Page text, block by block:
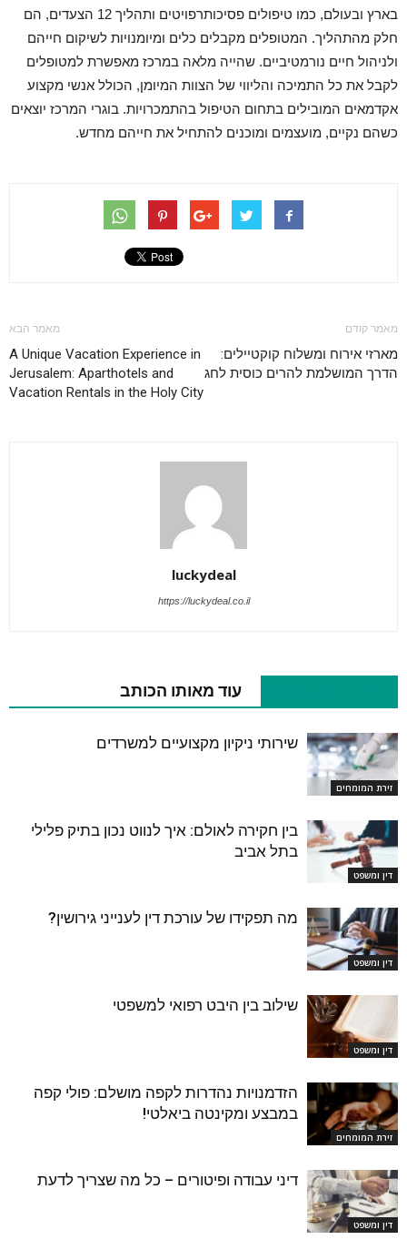
בארץ ובעולם, כמו טיפולים פסיכותרפויטים ותהליך 12 הצעדים, הם
חלק מהתהליך. המטופלים מקבלים כלים ומיומנויות לשיקום חייהם
ולניהול חיים נורמטיביים. שהייה מלאה במרכז מאפשרת למטופלים
לקבל את כל התמיכה והליווי של הצוות המיומן, הכולל אנשי מקצוע
אקדמאים המובילים בתחום הטיפול בהתמכרויות. בוגרי המרכז יוצאים
כשהם נקיים, מועצמים ומוכנים להתחיל את חייהם מחדש.
מאמר קודם
מארזי אירוח ומשלוח קוקטיילים:
הדרך המושלמת להרים כוסית לחג
מאמר הבא
A Unique Vacation Experience in
Jerusalem: Aparthotels and
Vacation Rentals in the Holy City
luckydeal
https://luckydeal.co.il
עוד מאותו הכותב
זירת המומחים
שירותי ניקיון מקצועיים למשרדים
דין ומשפט
בין חקירה לאולם: איך לנווט נכון בתיק פלילי
בתל אביב
דין ומשפט
מה תפקידו של עורכת דין לענייני גירושין?
דין ומשפט
שילוב בין היבט רפואי למשפטי
זירת המומחים
הזדמנויות נהדרות לקפה מושלם: פולי קפה
במבצע ומקינטה ביאלטי!
דין ומשפט
דיני עבודה ופיטורים – כל מה שצריך לדעת